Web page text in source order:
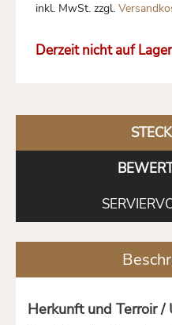
inkl. MwSt. zzgl.
Derzeit nicht auf
Herkunft und Terroir /